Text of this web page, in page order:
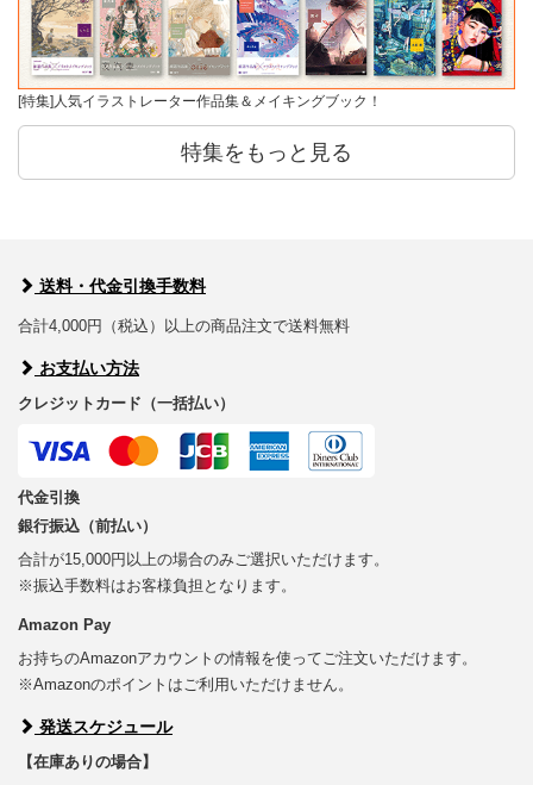
[特集]人気イラストレーター作品集＆メイキングブック！
特集をもっと見る
送料・代金引換手数料
合計4,000円（税込）以上の商品注文で送料無料
お支払い方法
クレジットカード（一括払い）
代金引換
銀行振込（前払い）
合計が15,000円以上の場合のみご選択いただけます。
※振込手数料はお客様負担となります。
Amazon Pay
お持ちのAmazonアカウントの情報を使ってご注文いただけます。
※Amazonのポイントはご利用いただけません。
発送スケジュール
【在庫ありの場合】